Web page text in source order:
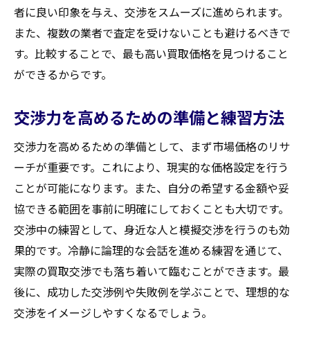
者に良い印象を与え、交渉をスムーズに進められます。
また、複数の業者で査定を受けないことも避けるべきで
す。比較することで、最も高い買取価格を見つけること
ができるからです。
交渉力を高めるための準備と練習方法
交渉力を高めるための準備として、まず市場価格のリサ
ーチが重要です。これにより、現実的な価格設定を行う
ことが可能になります。また、自分の希望する金額や妥
協できる範囲を事前に明確にしておくことも大切です。
交渉中の練習として、身近な人と模擬交渉を行うのも効
果的です。冷静に論理的な会話を進める練習を通じて、
実際の買取交渉でも落ち着いて臨むことができます。最
後に、成功した交渉例や失敗例を学ぶことで、理想的な
交渉をイメージしやすくなるでしょう。